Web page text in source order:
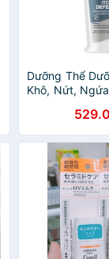
Dưỡng Thể
Khô, Nứt,